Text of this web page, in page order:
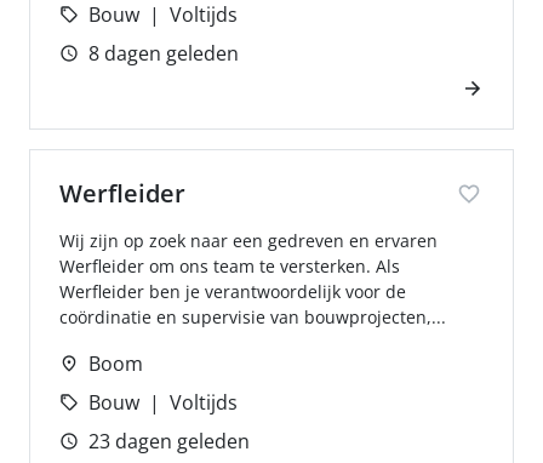
Bouw
Voltijds
8 dagen geleden
Werfleider
Wij zijn op zoek naar een gedreven en ervaren
Werfleider om ons team te versterken. Als
Werfleider ben je verantwoordelijk voor de
coördinatie en supervisie van bouwprojecten,...
Boom
Bouw
Voltijds
23 dagen geleden